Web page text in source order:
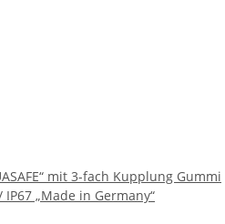
mit 3-fach Kupplung Gummi
IP67 „Made in Germany“